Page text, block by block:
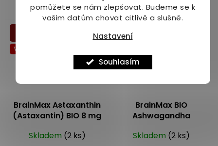
pomůžete se nám zlepšovat. Budeme se k
vašim datům chovat citlivě a slušně.
Nastavení
Souhlasím
Do košíku
Do košíku
Více za méně
BrainMax Astaxanthin
(Astaxantin) BIO 8 mg
Skladem (2 ks)
prodejně
BrainMax BIO
Ashwagandha
100 kapslí
Skladem (2 ks)